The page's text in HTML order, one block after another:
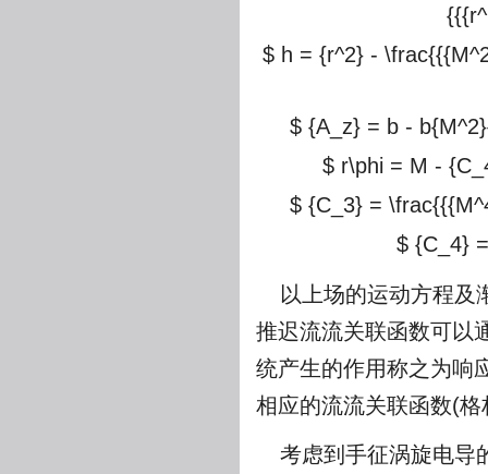
$ h = {r^2} -
$ {A_z} = b -
$ r\phi = M -
$ {C_3} =
$ {C_4}
以上场的运动方程及
推迟流流关联函数可以
统产生的作用称之为响
相应的流流关联函数(格
考虑到手征涡旋电导